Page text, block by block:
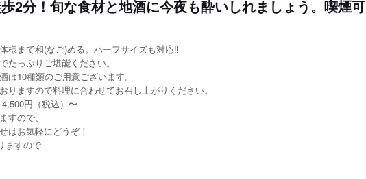
2分！旬な食材と地酒に今夜も酔いしれましょう。喫煙可
様まで和(なご)める。ハーフサイズも対応‼️
たっぷりご堪能ください。
は10種類のご用意ございます。
りますので料理に合わせてお召し上がりください。
円（税込）〜
すので、
はお気軽にどうぞ！
ますので